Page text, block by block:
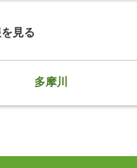
見る
多摩川